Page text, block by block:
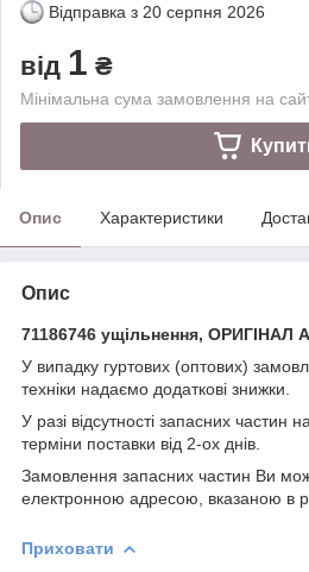
Відправка з 20 серпня 2026
від 1 ₴
Мінімальна сума замовлення на
Опис Характеристики
Опис
71186746 ущільнення, ОРИГІНАЛ
У випадку гуртових (оптових)
техніки надаємо додаткові знижки.
У разі відсутності запасних частин
терміни поставки від 2-ох днів.
Замовлення запасних частин Ви
електронною адресою, вказаною в
Приховати